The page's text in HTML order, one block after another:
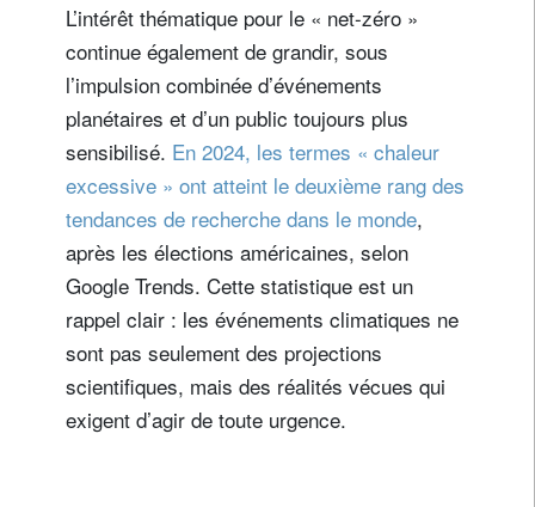
L’intérêt thématique pour le « net-zéro »
continue également de grandir, sous
l’impulsion combinée d’événements
planétaires et d’un public toujours plus
sensibilisé. En 2024, les termes « chaleur
excessive » ont atteint le deuxième rang des
tendances de recherche dans le monde,
après les élections américaines, selon
Google Trends. Cette statistique est un
rappel clair : les événements climatiques ne
sont pas seulement des projections
scientifiques, mais des réalités vécues qui
exigent d’agir de toute urgence.